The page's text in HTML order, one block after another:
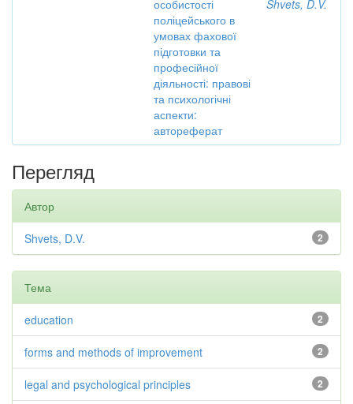
особистості
поліцейського в
умовах фахової
підготовки та
професійної
діяльності: правові
та психологічні
аспекти:
автореферат
Shvets, D.V.
Перегляд
Автор
2
Shvets, D.V.
Тема
2
education
2
forms and methods of improvement
2
legal and psychological principles